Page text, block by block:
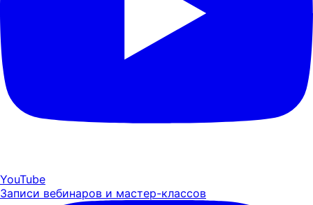
YouTube
Записи вебинаров и мастер-классов